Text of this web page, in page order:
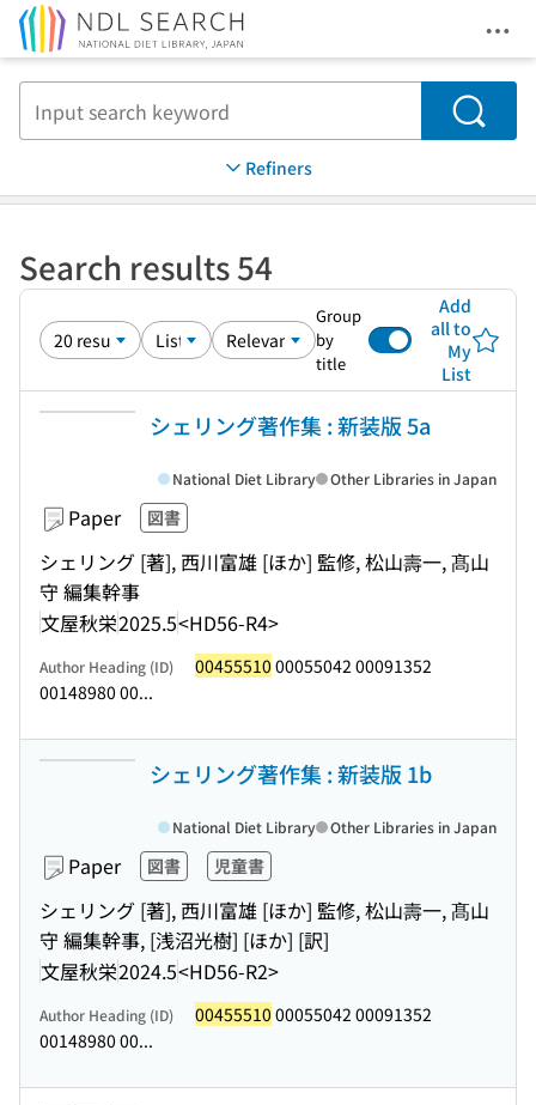
Search
Refiners
Search results 54
Group
by
title
Add
all to
My
List
シェリング著作集 : 新装版 5a
Paper 図書
シェリング [著], 西川富雄 [ほか] 監修, 松山壽一, 髙山
守 編集幹事
文屋秋栄2025.5<HD56-R4>
National Diet Library Other Libraries in Japan
Author Heading (ID) 00455510 00055042 00091352
00148980 00...
シェリング著作集 : 新装版 1b
Paper 図書 児童書
シェリング [著], 西川富雄 [ほか] 監修, 松山壽一, 髙山
守 編集幹事, [浅沼光樹] [ほか] [訳]
文屋秋栄2024.5<HD56-R2>
National Diet Library Other Libraries in Japan
Author Heading (ID) 00455510 00055042 00091352
00148980 00...